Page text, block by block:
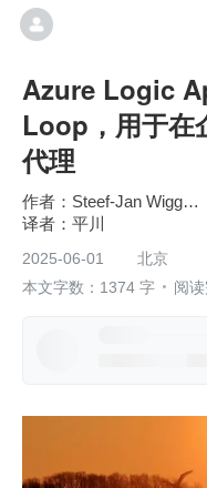
Azure Logic
Loop，用于在
代理
Steef-Jan Wiggers
平川
2025-06-01
北京
本文字数：1374 字
阅